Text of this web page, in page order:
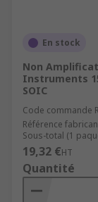
En stock
Non
Instruments
SOIC
Code commande
Référence
Sous-total (1
19,32 €HT
Quantité